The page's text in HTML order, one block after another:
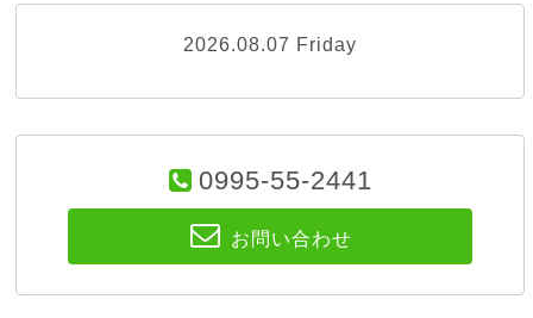
2026.08.07 Friday
0995-55-2441
お問い合わせ